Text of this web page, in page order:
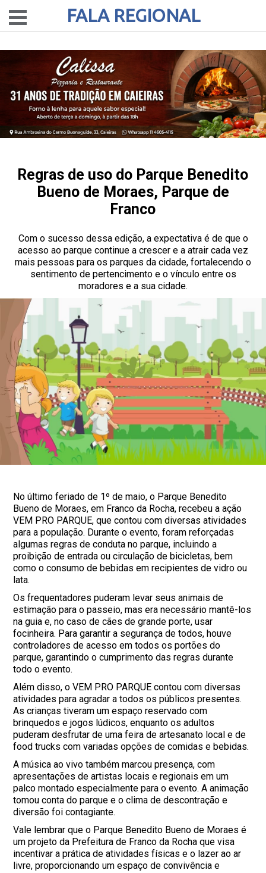
FALA REGIONAL
Regras de uso do Parque Benedito
Bueno de Moraes, Parque de
Franco
Com o sucesso dessa edição, a expectativa é de que o
acesso ao parque continue a crescer e a atrair cada vez
mais pessoas para os parques da cidade, fortalecendo o
sentimento de pertencimento e o vínculo entre os
moradores e a sua cidade.
No último feriado de 1º de maio, o Parque Benedito
Bueno de Moraes, em Franco da Rocha, recebeu a ação
VEM PRO PARQUE, que contou com diversas atividades
para a população. Durante o evento, foram reforçadas
algumas regras de conduta no parque, incluindo a
proibição de entrada ou circulação de bicicletas, bem
como o consumo de bebidas em recipientes de vidro ou
lata.
Os frequentadores puderam levar seus animais de
estimação para o passeio, mas era necessário mantê-los
na guia e, no caso de cães de grande porte, usar
focinheira. Para garantir a segurança de todos, houve
controladores de acesso em todos os portões do
parque, garantindo o cumprimento das regras durante
todo o evento.
Além disso, o VEM PRO PARQUE contou com diversas
atividades para agradar a todos os públicos presentes.
As crianças tiveram um espaço reservado com
brinquedos e jogos lúdicos, enquanto os adultos
puderam desfrutar de uma feira de artesanato local e de
food trucks com variadas opções de comidas e bebidas.
A música ao vivo também marcou presença, com
apresentações de artistas locais e regionais em um
palco montado especialmente para o evento. A animação
tomou conta do parque e o clima de descontração e
diversão foi contagiante.
Vale lembrar que o Parque Benedito Bueno de Moraes é
um projeto da Prefeitura de Franco da Rocha que visa
incentivar a prática de atividades físicas e o lazer ao ar
livre, proporcionando um espaço de convivência e